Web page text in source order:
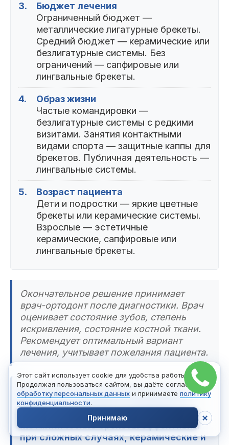
3.
Бюджет лечения
Ограниченный бюджет —
металлические лигатурные брекеты.
Средний бюджет — керамические или
безлигатурные системы. Без
ограничений — сапфировые или
лингвальные брекеты.
4.
Образ жизни
Частые командировки —
безлигатурные системы с редкими
визитами. Занятия контактными
видами спорта — защитные каппы для
брекетов. Публичная деятельность —
лингвальные системы.
5.
Возраст пациента
Дети и подростки — яркие цветные
брекеты или керамические системы.
Взрослые — эстетичные
керамические, сапфировые или
лингвальные брекеты.
Окончательное решение принимает
врач-ортодонт после диагностики. Врач
оценивает состояние зубов, степень
искривления, состояние костной ткани.
Рекомендует оптимальный вариант
лечения, учитывает пожелания пациента.
Разнообразие современных систем
позволяет подобрать оптимальный
вариант для каждого пациента.
Металлические брекеты эффективны
при сложных случаях, керамические и
Этот сайт использует cookie для удобства работы.
Продолжая пользоваться сайтом, вы даёте согласие на
обработку персональных данных и принимаете политику
конфиденциальности.
Принимаю